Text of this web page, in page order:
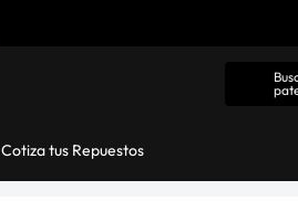
Cotiza tus Repuestos